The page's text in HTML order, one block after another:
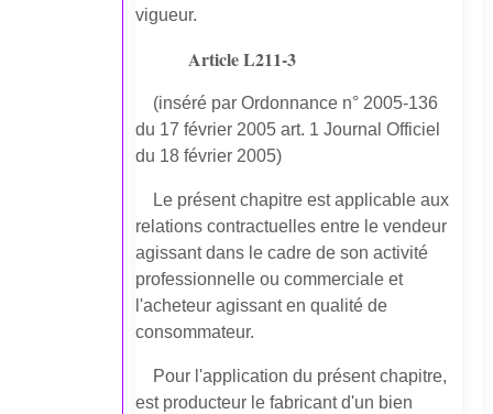
vigueur.
Article L211-3
(inséré par Ordonnance n° 2005-136
du 17 février 2005 art. 1 Journal Officiel
du 18 février 2005)
Le présent chapitre est applicable aux
relations contractuelles entre le vendeur
agissant dans le cadre de son activité
professionnelle ou commerciale et
l'acheteur agissant en qualité de
consommateur.
Pour l'application du présent chapitre,
est producteur le fabricant d'un bien